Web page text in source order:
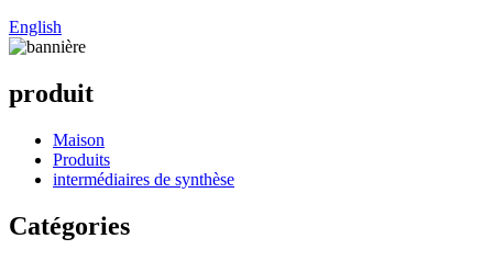
English
produit
Maison
Produits
intermédiaires de synthèse
Catégories